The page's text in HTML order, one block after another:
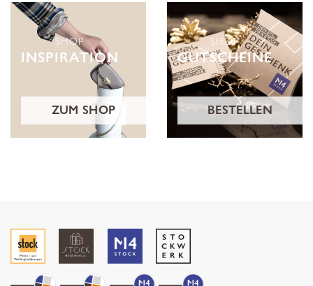
SHOP
INSPIRATION
ZUM SHOP
SHOP
GUTSCHEINE
BESTELLEN